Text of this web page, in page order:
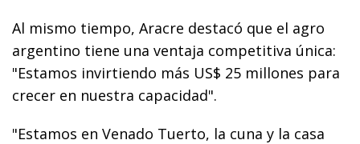
Al mismo tiempo, Aracre destacó que el agro
argentino tiene una ventaja competitiva única:
"Estamos invirtiendo más US$ 25 millones para
crecer en nuestra capacidad".
"Estamos en Venado Tuerto, la cuna y la casa